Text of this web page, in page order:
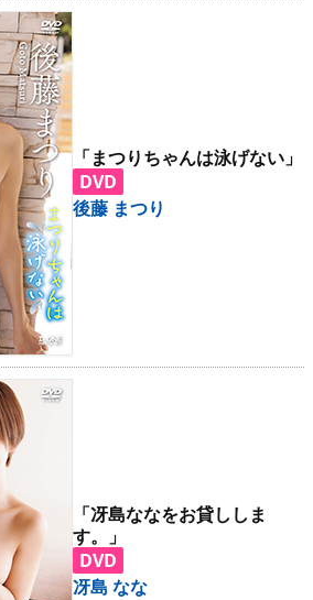
「まつりちゃんは泳げない」
DVD
後藤 まつり
「冴島ななをお貸ししま
す。」
DVD
冴島 なな